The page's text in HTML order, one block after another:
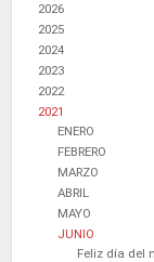
2026
2025
2024
2023
2022
2021
ENERO
FEBRERO
MARZO
ABRIL
MAYO
JUNIO
Feliz día del